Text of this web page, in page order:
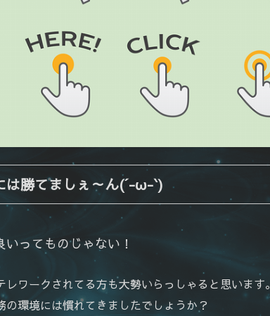
は勝てましぇ～ん(´-ω-`)
ってものじゃない！
ワークされてる方も大勢いらっしゃると思います。
環境には慣れてきましたでしょうか？